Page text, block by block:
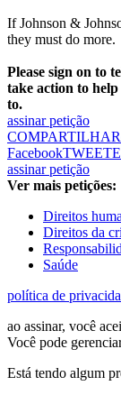
If Johnson &
they must do more.
Please sign on to
take action to
to.
assinar petição
COMPARTILHAR
FacebookTWEET
assinar petição
Ver mais petições:
Direitos
Direitos da
Saúde
política de
ao assinar, você
Você pode
Está tendo algum